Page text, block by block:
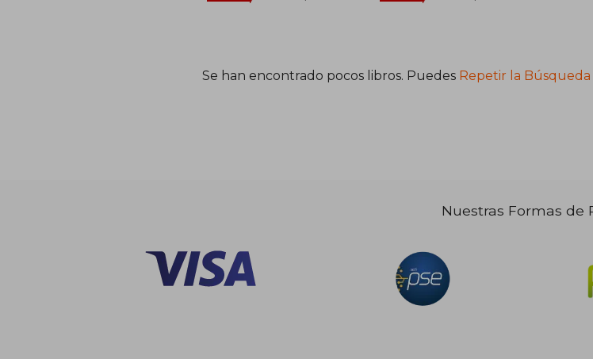
Se han encontrado pocos libros. Puedes Repetir la Búsqueda
Nuestras Formas de